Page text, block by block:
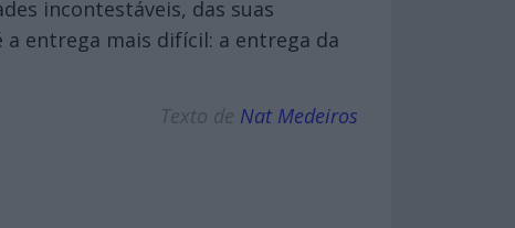
incontestáveis, das suas
entrega mais difícil: a entrega da
Texto de Nat Medeiros